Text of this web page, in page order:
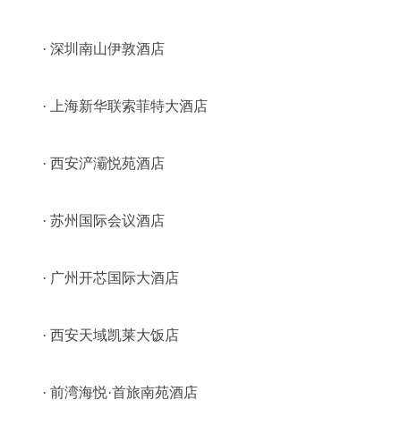
· 深圳南山伊敦酒店
· 上海新华联索菲特大酒店
· 西安浐灞悦苑酒店
· 苏州国际会议酒店
· 广州开芯国际大酒店
· 西安天域凯莱大饭店
· 前湾海悦·首旅南苑酒店